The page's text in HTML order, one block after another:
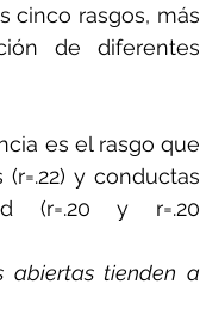
cinco rasgos, más
de diferentes
es el rasgo que
y conductas
(r=.20 y r=.20
abiertas tienden a